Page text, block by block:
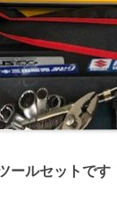
ールセットで